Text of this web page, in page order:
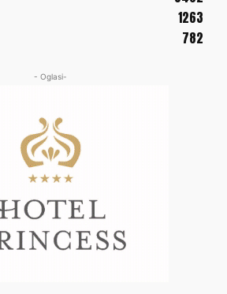
1263
782
- Oglasi-